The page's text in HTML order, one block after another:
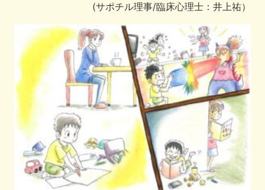
(サポチル理事/臨床心理士：井上祐）